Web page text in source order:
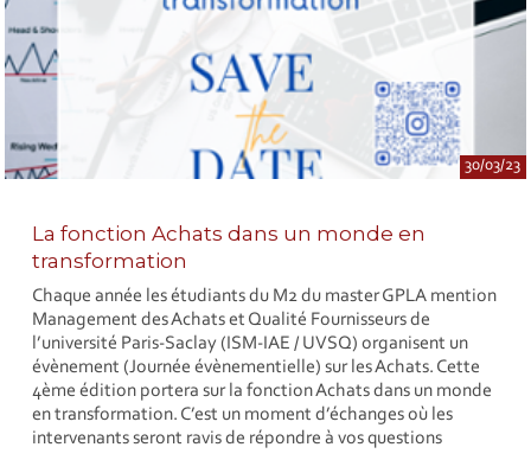
30/03/23
La fonction Achats dans un monde en
transformation
Chaque année les étudiants du M2 du master GPLA mention
Management des Achats et Qualité Fournisseurs de
l’université Paris-Saclay (ISM-IAE / UVSQ) organisent un
évènement (Journée évènementielle) sur les Achats. Cette
4ème édition portera sur la fonction Achats dans un monde
en transformation. C’est un moment d’échanges où les
intervenants seront ravis de répondre à vos questions